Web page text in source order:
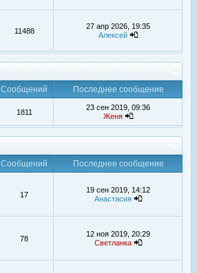
11488
27 апр 2026, 19:35
Алексей
Сообщений
Последнее сообщение
1811
23 сен 2019, 09:36
Женя
Сообщений
Последнее сообщение
17
19 сен 2019, 14:12
Анастасия
78
12 ноя 2019, 20:29
Светланка